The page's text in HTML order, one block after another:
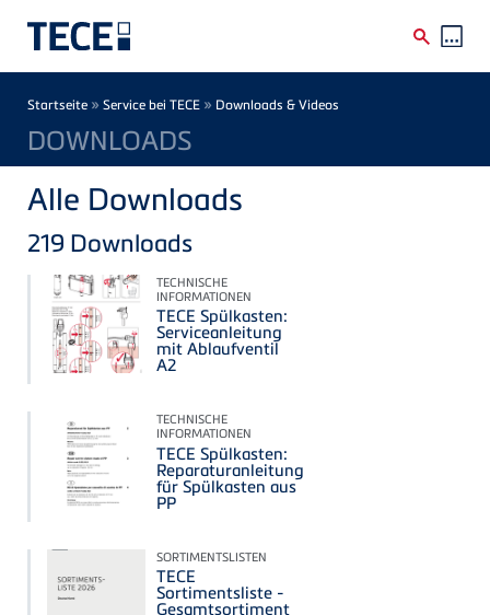
Breadcrumb
Startseite » Service bei TECE » Downloads & Videos
DOWNLOADS
Alle Downloads
219 Downloads
TECHNISCHE
INFORMATIONEN
TECE Spülkasten:
Serviceanleitung
mit Ablaufventil
A2
TECHNISCHE
INFORMATIONEN
TECE Spülkasten:
Reparaturanleitung
für Spülkasten aus
PP
SORTIMENTSLISTEN
TECE
Sortimentsliste -
Gesamtsortiment